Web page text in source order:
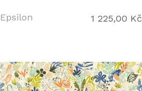
Epsilon 1 225,00 Kč